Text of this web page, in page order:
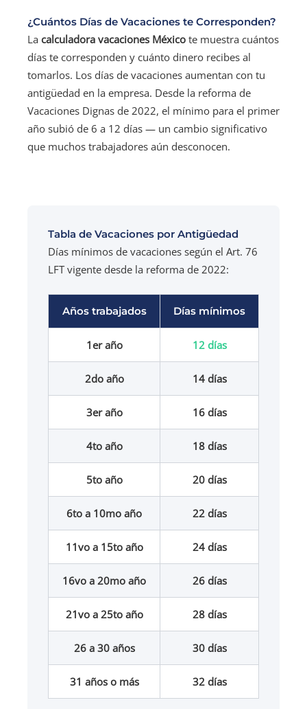
¿Cuántos Días de Vacaciones te Corresponden?
La calculadora vacaciones México te muestra cuántos
días te corresponden y cuánto dinero recibes al
tomarlos. Los días de vacaciones aumentan con tu
antigüedad en la empresa. Desde la reforma de
Vacaciones Dignas de 2022, el mínimo para el primer
año subió de 6 a 12 días — un cambio significativo
que muchos trabajadores aún desconocen.
Tabla de Vacaciones por Antigüedad
Días mínimos de vacaciones según el Art. 76
LFT vigente desde la reforma de 2022:
Años trabajados Días mínimos
1er año 12 días
2do año 14 días
3er año 16 días
4to año 18 días
5to año 20 días
6to a 10mo año 22 días
11vo a 15to año 24 días
16vo a 20mo año 26 días
21vo a 25to año 28 días
26 a 30 años 30 días
31 años o más 32 días